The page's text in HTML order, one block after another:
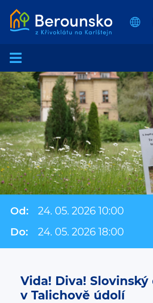
Od:
24. 05. 2026 10:00
Do:
24. 05. 2026 18:00
Vida! Diva! Slovinský
v Talichově údolí